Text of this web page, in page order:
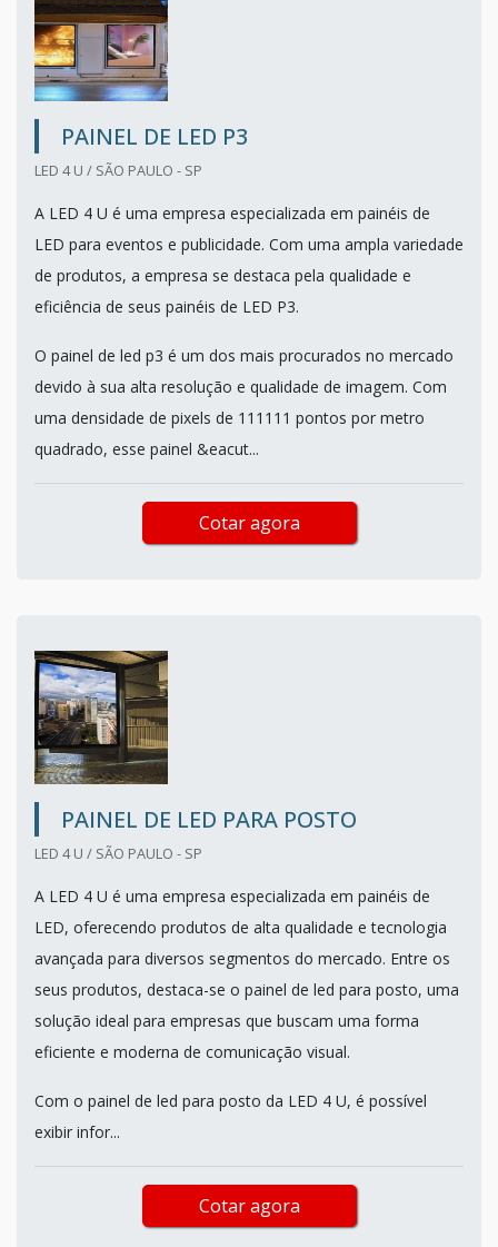
PAINEL DE LED P3
LED 4 U / SÃO PAULO - SP
A LED 4 U é uma empresa especializada em painéis de
LED para eventos e publicidade. Com uma ampla variedade
de produtos, a empresa se destaca pela qualidade e
eficiência de seus painéis de LED P3.
O painel de led p3 é um dos mais procurados no mercado
devido à sua alta resolução e qualidade de imagem. Com
uma densidade de pixels de 111111 pontos por metro
quadrado, esse painel &eacut...
Cotar agora
PAINEL DE LED PARA POSTO
LED 4 U / SÃO PAULO - SP
A LED 4 U é uma empresa especializada em painéis de
LED, oferecendo produtos de alta qualidade e tecnologia
avançada para diversos segmentos do mercado. Entre os
seus produtos, destaca-se o painel de led para posto, uma
solução ideal para empresas que buscam uma forma
eficiente e moderna de comunicação visual.
Com o painel de led para posto da LED 4 U, é possível
exibir infor...
Cotar agora